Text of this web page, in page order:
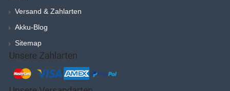
Versand & Zahlarten
Akku-Blog
Sitemap